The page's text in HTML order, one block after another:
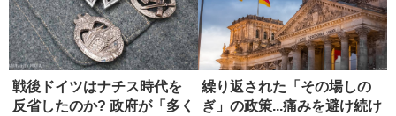
戦後ドイツはナチス時代を
反省したのか? 政府が「多く
繰り返された「その場しの
ぎ」の政策...痛みを避け続け